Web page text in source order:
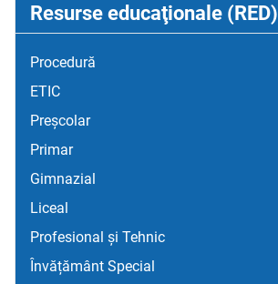
Resurse educaţionale (RED)
Procedură
ETIC
Preșcolar
Primar
Gimnazial
Liceal
Profesional și Tehnic
Învățământ Special